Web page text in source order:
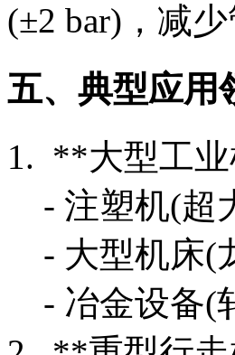
(±2 bar)，减
五、典型应用
1. **大型工业
- 注塑机(超
- 大型机床(
- 冶金设备(